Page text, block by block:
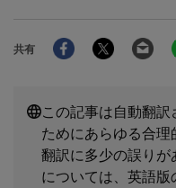
共有
FacebookTwitter
この記事は自動翻
ためにあらゆる合理
翻訳に多少の誤り
については、英語版